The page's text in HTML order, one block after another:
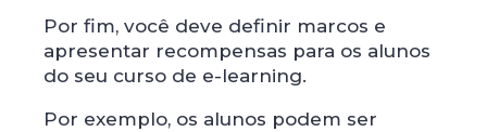
Por fim, você deve definir marcos e
apresentar recompensas para os alunos
do seu curso de e-learning.
Por exemplo, os alunos podem ser